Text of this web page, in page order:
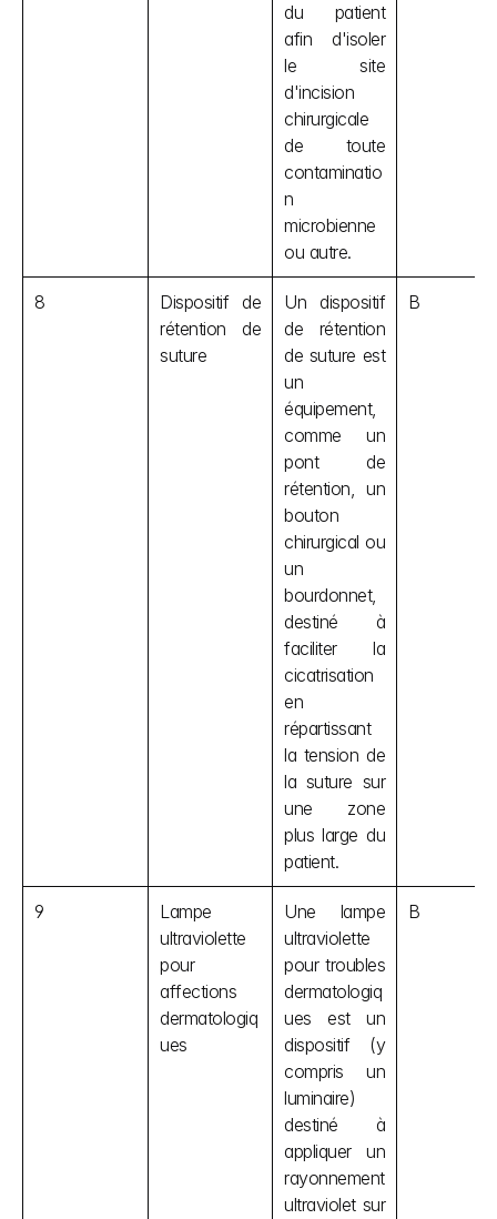
du patient
afin d'isoler
le site
d'incision
chirurgicale
de toute
contaminatio
n
microbienne
ou autre.
8
Dispositif de
rétention de
suture
Un dispositif
de rétention
de suture est
un
équipement,
comme un
pont de
rétention, un
bouton
chirurgical ou
un
bourdonnet,
destiné à
faciliter la
cicatrisation
en
répartissant
la tension de
la suture sur
une zone
plus large du
patient.
B
9
Lampe
ultraviolette
pour
affections
dermatologiq
ues
Une lampe
ultraviolette
pour troubles
dermatologiq
ues est un
dispositif (y
compris un
luminaire)
destiné à
appliquer un
rayonnement
ultraviolet sur
B